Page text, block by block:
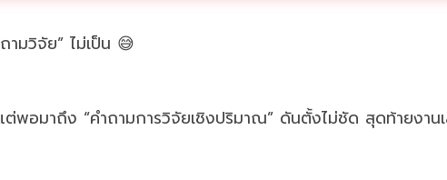
มวิจัย” ไม่เป็น 😅
อมาถึง “คำถามการวิจัยเชิงปริมาณ” ดันตั้งไม่ชัด สุดท้ายงาน